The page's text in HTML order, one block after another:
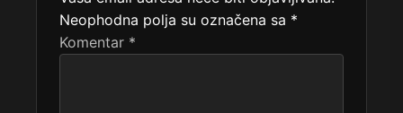
Neophodna polja su označena sa *
Komentar *